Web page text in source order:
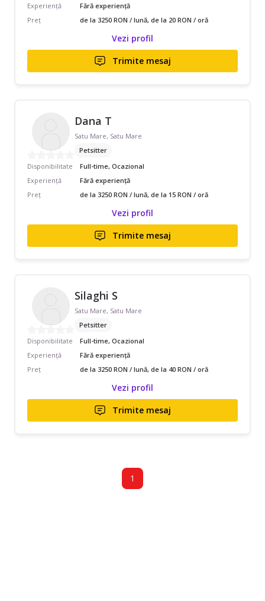
Experiență
Fără experiență
Preț
de la 3250 RON / lună, de la 20 RON / oră
Vezi profil
Trimite mesaj
Dana T
Satu Mare, Satu Mare
Petsitter
Disponibilitate
Full-time, Ocazional
Experiență
Fără experiență
Preț
de la 3250 RON / lună, de la 15 RON / oră
Vezi profil
Trimite mesaj
Silaghi S
Satu Mare, Satu Mare
Petsitter
Disponibilitate
Full-time, Ocazional
Experiență
Fără experiență
Preț
de la 3250 RON / lună, de la 40 RON / oră
Vezi profil
Trimite mesaj
1